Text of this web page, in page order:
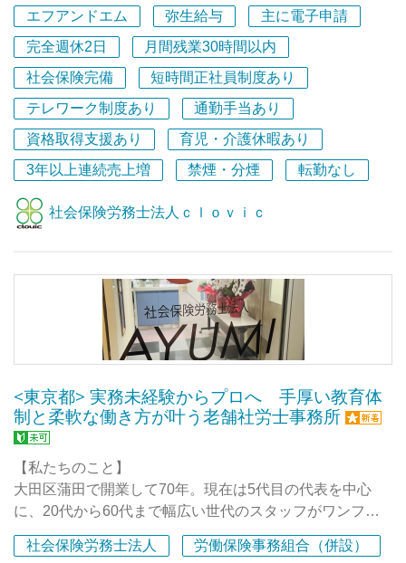
■就業規則や人事制度など、専門性の高いコンサルティン
グに携わることができます。
■リーダー候補として、組織づくりや後輩育成にも関わる
ことができます。
担当顧客を持ち、企業の人事・労務に関する課題解決を支
援するコンサルタントとしてご活躍いただきます。
試用期間終了後は約25社の担当顧客をお任せします。日々
制度の構築など、企業の成長を支えるコンサルティング業
務を担当していただきます。
しています。
職員は30代が多く在籍していますが、社労士は、30代・
40代・50代・60代がバランスよく在籍しています。
エフアンドエム 弥生給与
主に電子申請
完全週休2日
月間残業30時間以内
社会保険完備
短時間正社員制度あり
テレワーク制度あり
通勤手当あり
資格取得支援あり
育児・介護休暇あり
3年以上連続売上増
禁煙・分煙 転勤なし
社会保険労務士法人ｃｌｏｖｉｃ
<東京都> 実務未経験からプロへ 手厚い教育体
制と柔軟な働き方が叶う老舗社労士事務所
【私たちのこと】
大田区蒲田で開業して70年。現在は5代目の代表を中心
に、20代から60代まで幅広い世代のスタッフがワンフロ
アで働いています。歴史ある事務所ながら、時代に合わせ
た柔軟な制度を取り入れ、個々の専門性と働きやすさの両
社会保険労務士法人
労働保険事務組合（併設）